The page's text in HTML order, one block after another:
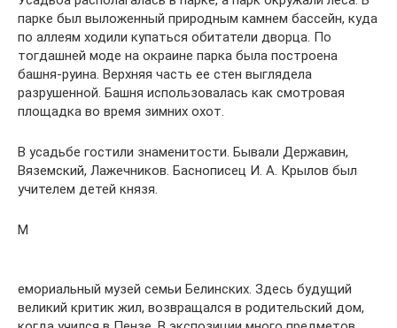
парке был выложенный природным камнем бассейн, куда
по аллеям ходили купаться обитатели дворца. По
тогдашней моде на окраине парка была построена
башня-руина. Верхняя часть ее стен выглядела
разрушенной. Башня использовалась как смотровая
площадка во время зимних охот.
В усадьбе гостили знаменитости. Бывали Державин,
Вяземский, Лажечников. Баснописец И. А. Крылов был
учителем детей князя.
М
емориальный музей семьи Белинских. Здесь будущий
великий критик жил, возвращался в родительский дом,